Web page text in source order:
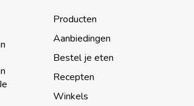
Producten
Aanbiedingen
Bestel je eten
Recepten
Winkels